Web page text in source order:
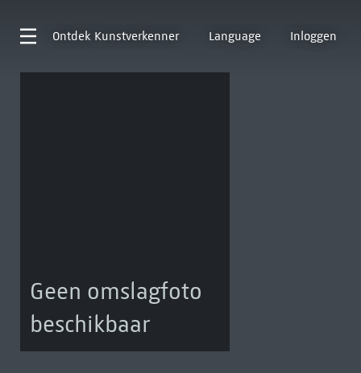
Ontdek Kunstverkenner Language Inloggen
Geen omslagfoto
beschikbaar